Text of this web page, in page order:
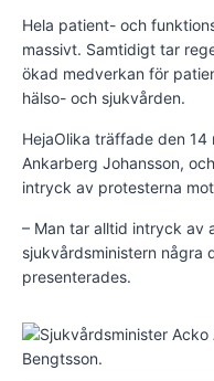
Hela patient- och
massivt. Samtidigt tar
ökad medverkan för
hälso- och sjukvården.
HejaOlika träffade den
Ankarberg Johansson,
intryck av protesterna
– Man tar alltid intryck av
sjukvårdsministern några
presenterades.